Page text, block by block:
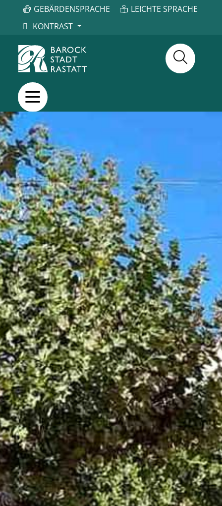
GEBÄRDENSPRACHE
LEICHTE SPRACHE
KONTRAST